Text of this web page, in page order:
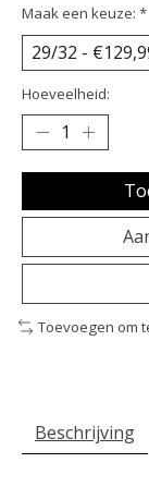
Maak een keuze: *
Hoeveelheid:
Toevoegen om
Beschrijving